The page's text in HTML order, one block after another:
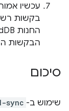
עכשיו
בקשות
הבקשות
סיכום
שימוש ב- sync